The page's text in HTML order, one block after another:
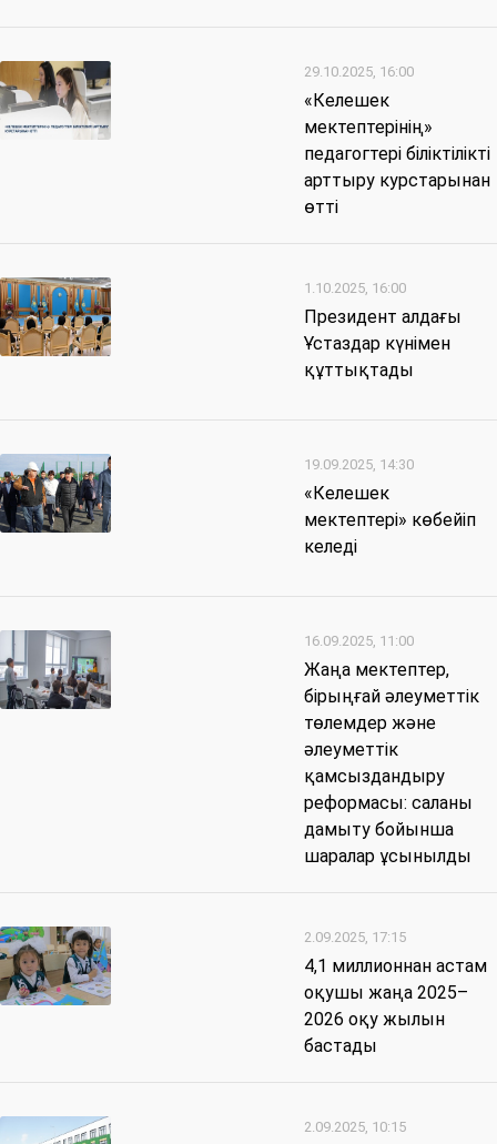
29.10.2025, 16:00
«Келешек
мектептерінің»
педагогтері біліктілікті
арттыру курстарынан
өтті
1.10.2025, 16:00
Президент алдағы
Ұстаздар күнімен
құттықтады
19.09.2025, 14:30
«Келешек
мектептері» көбейіп
келеді
16.09.2025, 11:00
Жаңа мектептер,
бірыңғай әлеуметтік
төлемдер және
әлеуметтік
қамсыздандыру
реформасы: саланы
дамыту бойынша
шаралар ұсынылды
2.09.2025, 17:15
4,1 миллионнан астам
оқушы жаңа 2025–
2026 оқу жылын
бастады
2.09.2025, 10:15